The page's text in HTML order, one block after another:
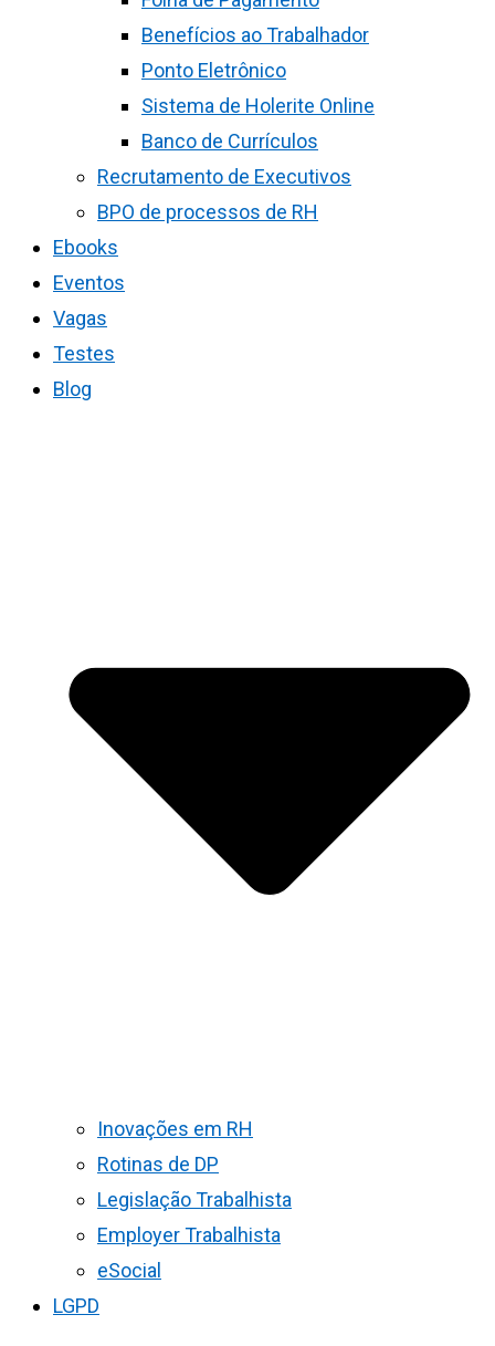
Benefícios ao Trabalhador
Ponto Eletrônico
Sistema de Holerite Online
Banco de Currículos
Recrutamento de Executivos
BPO de processos de RH
Ebooks
Eventos
Vagas
Testes
Blog
Inovações em RH
Rotinas de DP
Legislação Trabalhista
Employer Trabalhista
eSocial
LGPD